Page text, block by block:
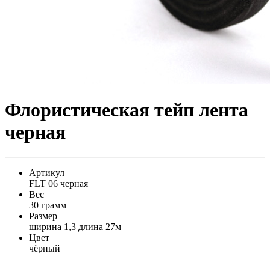
Флористическая тейп лента
черная
Артикул
FLT 06 черная
Вес
30 грамм
Размер
ширина 1,3 длина 27м
Цвет
чёрный